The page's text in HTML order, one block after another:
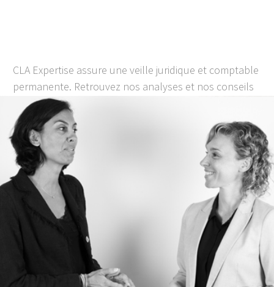
CLA Expertise assure une veille juridique et comptable
permanente. Retrouvez nos analyses et nos conseils
pour assurer au mieux la gestion et le développement
de vos activités.